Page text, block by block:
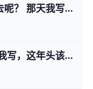
不会猜领导心思，你咋升上去呢？ 那天我写这年头该怎么赚钱时，我说表演型的工作，很多人是不过滤的，简单说就是拿手下当小白鼠。 你自己去撞南墙吧。 有读者看了之后，感慨说，过滤干净
千万不要有阶层的想法 那天我写，这年头该怎么赚钱时，有读者留言问我说，可不可以认为那四种不同方式下，阶层有所抬升？ 首先，我纠正你一个想法，当然这个想法很普遍，就是